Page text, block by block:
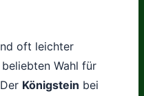
oft leichter
Wahl für
Königstein bei